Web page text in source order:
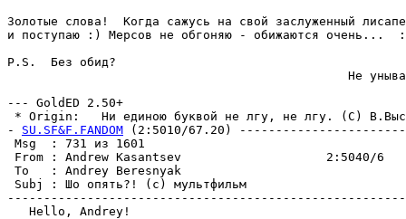
Золотые слова!  Когда сажусь на свой заслуженный
и поступаю :) Мерсов не обгоняю - обижаются очень...
P.S.  Без обид?
Не
--- GoldED 2.50+
* Origin:   Ни единою буквой не лгу, не лгу. (С)
- SU.SF&F.FANDOM (2:5010/67.20)
Msg  : 731
From : Andrew Kasantsev                    2:5040/6
To   : Andrey Beresnyak
Subj : Шо опять?! (с)
   Hello, Andrey!